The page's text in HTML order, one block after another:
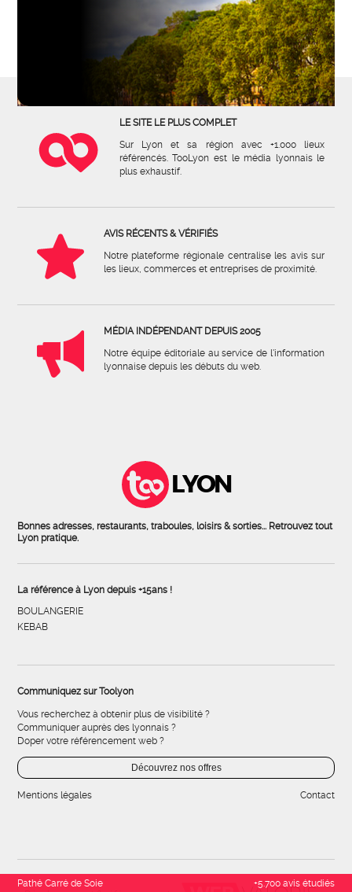
LE SITE LE PLUS COMPLET
Sur Lyon et sa région avec +1.000 lieux
référencés. TooLyon est le média lyonnais le
plus exhaustif.
AVIS RÉCENTS & VÉRIFIÉS
Notre plateforme régionale centralise les avis sur
les lieux, commerces et entreprises de proximité.
MÉDIA INDÉPENDANT DEPUIS 2005
Notre équipe éditoriale au service de l'information
lyonnaise depuis les débuts du web.
LYON
Bonnes adresses, restaurants, traboules, loisirs & sorties... Retrouvez tout
Lyon pratique.
La référence à Lyon depuis +15ans !
BOULANGERIE
KEBAB
Communiquez sur Toolyon
Vous recherchez à obtenir plus de visibilité ?
Communiquer auprès des lyonnais ?
Doper votre référencement web ?
Découvrez nos offres
Mentions légales Contact
Pathé Carré de Soie +5.700 avis étudiés